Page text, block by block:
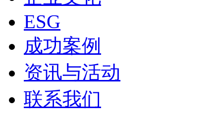
ESG
成功案例
资讯与活动
联系我们